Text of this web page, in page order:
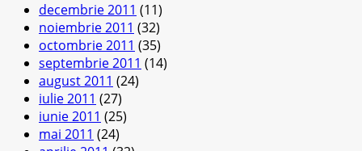
decembrie 2011 (11)
noiembrie 2011 (32)
octombrie 2011 (35)
septembrie 2011 (14)
august 2011 (24)
iulie 2011 (27)
iunie 2011 (25)
mai 2011 (24)